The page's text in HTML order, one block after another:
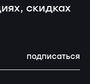
скидках
подписаться